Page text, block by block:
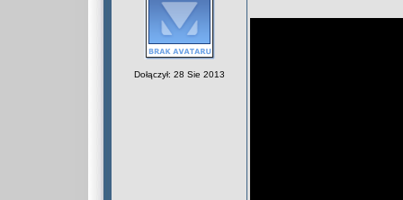
Dołączył: 28 Sie 2013